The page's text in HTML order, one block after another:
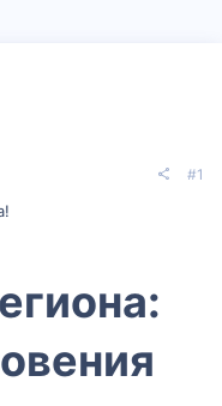
#1